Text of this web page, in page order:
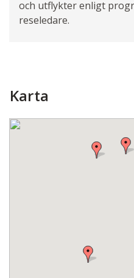
och utflykter enligt
reseledare.
Karta